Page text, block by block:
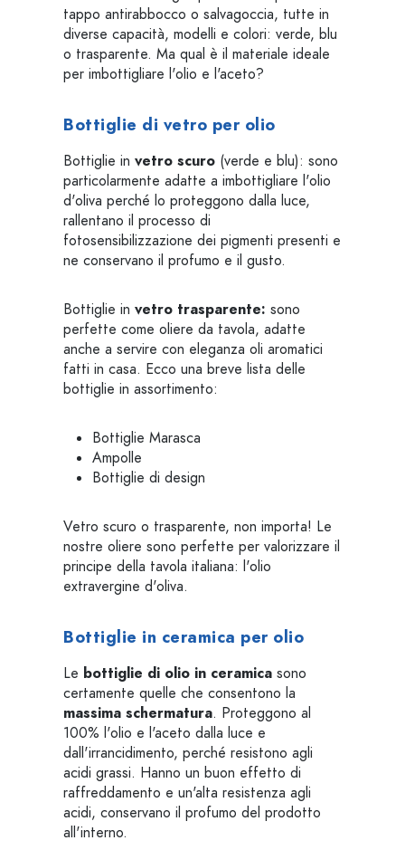
tappo antirabbocco o salvagoccia, tutte in
diverse capacità, modelli e colori: verde, blu
o trasparente. Ma qual è il materiale ideale
per imbottigliare l'olio e l'aceto?
Bottiglie di vetro per olio
Bottiglie in vetro scuro (verde e blu): sono
particolarmente adatte a imbottigliare l'olio
d'oliva perché lo proteggono dalla luce,
rallentano il processo di
fotosensibilizzazione dei pigmenti presenti e
ne conservano il profumo e il gusto.
Bottiglie in vetro trasparente: sono
perfette come oliere da tavola, adatte
anche a servire con eleganza oli aromatici
fatti in casa. Ecco una breve lista delle
bottiglie in assortimento:
Bottiglie Marasca
Ampolle
Bottiglie di design
Vetro scuro o trasparente, non importa! Le
nostre oliere sono perfette per valorizzare il
principe della tavola italiana: l'olio
extravergine d'oliva.
Bottiglie in ceramica per olio
Le bottiglie di olio in ceramica sono
certamente quelle che consentono la
massima schermatura. Proteggono al
100% l'olio e l'aceto dalla luce e
dall'irrancidimento, perché resistono agli
acidi grassi. Hanno un buon effetto di
raffreddamento e un'alta resistenza agli
acidi, conservano il profumo del prodotto
all'interno.